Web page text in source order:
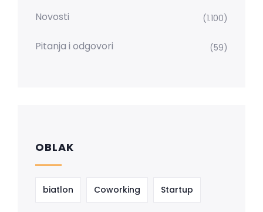
Novosti (1.100)
Pitanja i odgovori (59)
OBLAK
biatlon Coworking Startup